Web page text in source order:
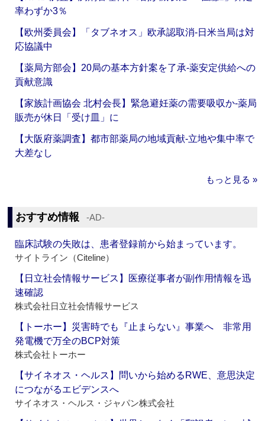
率わずか3％
【欧州委員会】「タブネオス」欧承認取消‐日米当局は対
応協議中
【薬局方部会】20局の基本方針案を了承‐薬安定供給への
貢献意識
【家族計画協会 北村会長】緊急避妊薬の需要吸収か‐薬局
販売が休日「受け皿」に
【大阪府薬調査】都市部薬局の地域貢献‐立地や集中率で
大差なし
もっと見る »
おすすめ情報 ‐AD‐
臨床試験の失敗は、患者登録前から始まっています。
サイトライン（Citeline）
【日立社会情報サービス】医療従事者が副作用情報を迅
速確認
株式会社日立社会情報サービス
【トーホー】災害時でも『止まらない』事業へ 非常用
発電機で万全のBCP対策
株式会社トーホー
【サイネオス・ヘルス】問いから始めるRWE、意思決定
につながるエビデンスへ
サイネオス・ヘルス・ジャパン株式会社